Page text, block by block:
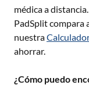
médica a
PadSplit compara
nuestra
ahorrar.
¿Cómo puedo